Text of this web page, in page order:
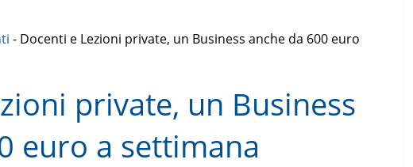
- Docenti e Lezioni private, un Business anche da 600 euro
private, un Business
euro a settimana